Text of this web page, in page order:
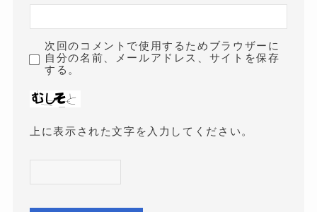
次回のコメントで使用するためブラウザーに
自分の名前、メールアドレス、サイトを保存
する。
上に表示された文字を入力してください。